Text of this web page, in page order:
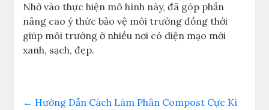
Nhờ vào thực hiện mô hình này, đã góp phần
nâng cao ý thức bảo vệ môi trường đồng thời
giúp môi trường ở nhiều nơi có diện mạo mới
xanh, sạch, đẹp.
← Hướng Dẫn Cách Làm Phân Compost Cực Kì